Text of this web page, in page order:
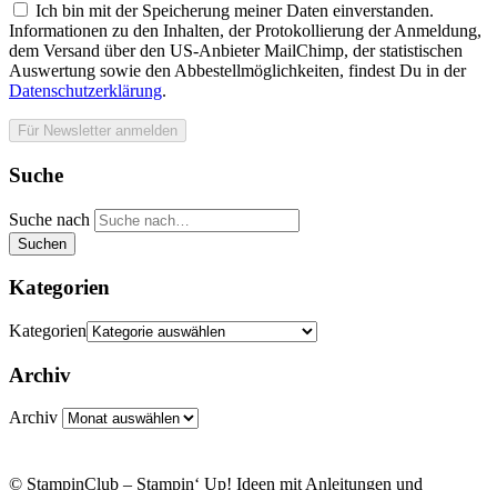
Ich bin mit der Speicherung meiner Daten einverstanden.
Informationen zu den Inhalten, der Protokollierung der Anmeldung,
dem Versand über den US-Anbieter MailChimp, der statistischen
Auswertung sowie den Abbestellmöglichkeiten, findest Du in der
Datenschutzerklärung.
Suche
Suche nach
Suchen
Kategorien
Kategorien
Archiv
Archiv
© StampinClub – Stampin‘ Up! Ideen mit Anleitungen und